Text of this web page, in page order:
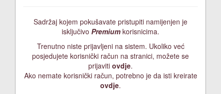
Sadržaj kojem pokušavate pristupiti namijenjen je
isključivo Premiumkorisnicima.
Trenutno niste prijavljeni na sistem. Ukoliko već
posjedujete korisnički račun na stranici, možete se
prijaviti ovdje.
Ako nemate korisnički račun, potrebno je da isti kreirate
ovdje.